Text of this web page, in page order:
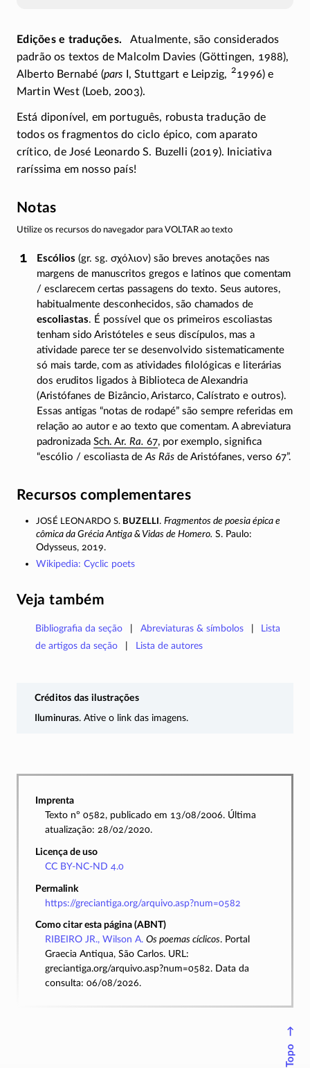
Edições e traduções
Atualmente, são considerados
padrão os textos de Malcolm Davies (Göttingen, 1988),
Alberto Bernabé (pars , Stuttgart e Leipzig, 21996) e
Martin West (Loeb, 2003).
Está diponível, em português, robusta tradução de
todos os fragmentos do ciclo épico, com aparato
crítico, de José Leonardo S. Buzelli (2019). Iniciativa
raríssima em nosso país!
Notas
Utilize os recursos do navegador para VOLTAR ao texto
Escólios (gr. sg. σχόλιον) são breves anotações nas
margens de manuscritos gregos e latinos que comentam
/ esclarecem certas passagens do texto. Seus autores,
habitualmente desconhecidos, são chamados de
escoliastas. É possível que os primeiros escoliastas
tenham sido Aristóteles e seus discípulos, mas a
atividade parece ter se desenvolvido sistematicamente
só mais tarde, com as atividades filológicas e literárias
dos eruditos ligados à Biblioteca de Alexandria
(Aristófanes de Bizâncio, Aristarco, Calístrato e outros).
Essas antigas “notas de rodapé” são sempre referidas em
relação ao autor e ao texto que comentam. A abreviatura
padronizada Sch. Ar. Ra. 67, por exemplo, significa
“escólio / escoliasta deAs Rãsde Aristófanes, verso 67”.
Recursos complementares
José Leonardo S. Buzelli.Fragmentos de poesia épica e
cômica da Grécia Antiga & Vidas de Homero. S. Paulo:
Odysseus, 2019.
Wikipedia: Cyclic poets
Veja também
Bibliografia da seção Abreviaturas & símbolos
Lista
de artigos da seção
Lista de autores
Créditos das ilustrações
Iluminuras. Ative o link das imagens.
Imprenta
Texto nº 0582, publicado em 13/08/2006. Última
atualização: 28/02/2020.
Licença de uso
CC BY-NC-ND 4.0
Permalink
https://greciantiga.org/arquivo.asp?num=0582
Como citar esta página (ABNT)
RIBEIRO JR., Wilson A. Os poemas cíclicos. Portal
Graecia Antiqua, São Carlos. URL:
greciantiga.org/arquivo.asp?num=0582. Data da
consulta: 06/08/2026.
↑
Topo